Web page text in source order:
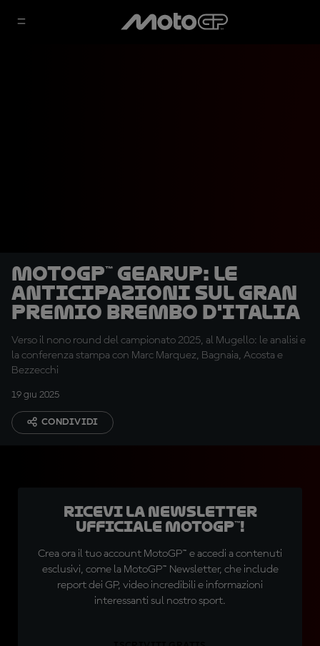
MotoGP™ GearUP: le
anticipazioni sul Gran
Premio Brembo d'Italia
Verso il nono round del campionato 2025, al Mugello: le analisi e
la conferenza stampa con Marc Marquez, Bagnaia, Acosta e
Bezzecchi
19 giu 2025
CONDIVIDI
Ricevi la newsletter
ufficiale MotoGP™!
Crea ora il tuo account MotoGP™ e accedi a contenuti
esclusivi, come la MotoGP™ Newsletter, che include
report dei GP, video incredibili e informazioni
interessanti sul nostro sport.